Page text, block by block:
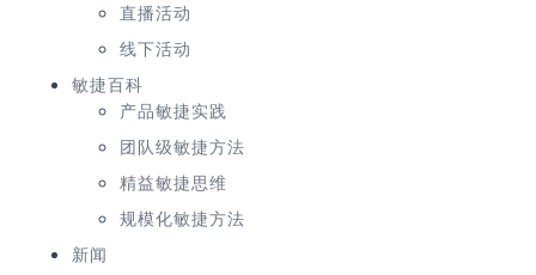
直播活动
线下活动
敏捷百科
产品敏捷实践
团队级敏捷方法
精益敏捷思维
规模化敏捷方法
新闻